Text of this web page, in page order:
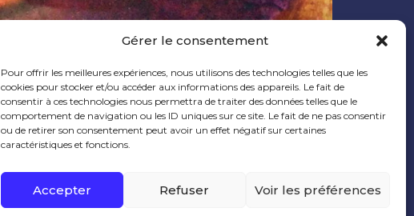
Gérer le consentement
Pour offrir les meilleures expériences, nous utilisons des technologies telles que les
cookies pour stocker et/ou accéder aux informations des appareils. Le fait de
consentir à ces technologies nous permettra de traiter des données telles que le
comportement de navigation ou les ID uniques sur ce site. Le fait de ne pas consentir
ou de retirer son consentement peut avoir un effet négatif sur certaines
caractéristiques et fonctions.
Accepter Refuser Voir les préférences